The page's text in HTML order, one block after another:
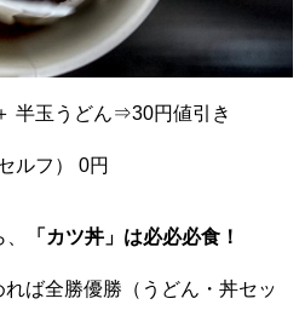
半玉うどん⇒30円値引き
ルフ） 0円
「カツ丼」は必必必食！
ば全勝優勝（うどん・丼セッ